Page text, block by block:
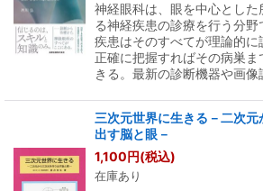
神経眼科は、眼を中心とした
る神経疾患の診療を行う分
疾患はそのすべてが理論的に
正確に把握すればその病巣
きる。最新の診断機器や画
三次元世界に生きる－二次元
出す脳と眼－
1,100円(税込)
在庫あり